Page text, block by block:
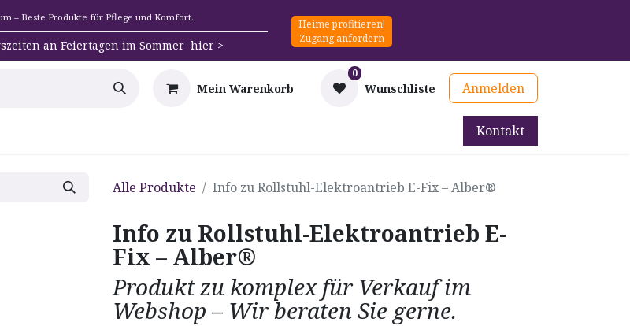
– Beste Produkte für Pflege und Komfort.
an Feiertagen im Sommer hier >
Heime profitieren!
Zugang anfordern
Mein Warenkorb
0
Wunschliste Anmelden
Mieten
Kontakt
Alle Produkte Info zu Rollstuhl-Elektroantrieb E-Fix – Alber®
Info zu Rollstuhl-Elektroantrieb E-
Fix – Alber®
Produkt zu komplex für Verkauf im
Webshop – Wir beraten Sie gerne.